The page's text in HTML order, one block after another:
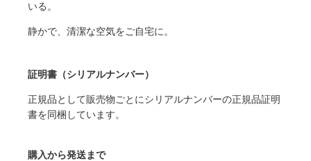
いる。
静かで、清潔な空気をご自宅に。
証明書（シリアルナンバー）
正規品として販売物ごとにシリアルナンバーの正規品証明
書を同梱しています。
購入から発送まで